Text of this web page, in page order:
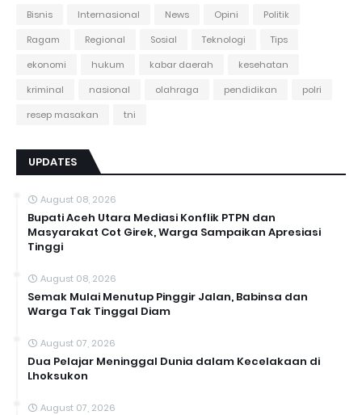
Bisnis Internasional News Opini
Politik
Ragam
Regional Sosial Teknologi
Tips
ekonomi
hukum kabar daerah
kesehatan
kriminal
nasional olahraga pendidikan
polri
resep masakan
tni
UPDATES
August 08, 2026
Bupati Aceh Utara Mediasi Konflik PTPN dan
Masyarakat Cot Girek, Warga Sampaikan Apresiasi
Tinggi
August 08, 2026
Semak Mulai Menutup Pinggir Jalan, Babinsa dan
Warga Tak Tinggal Diam
August 07, 2026
Dua Pelajar Meninggal Dunia dalam Kecelakaan di
Lhoksukon
August 07, 2026